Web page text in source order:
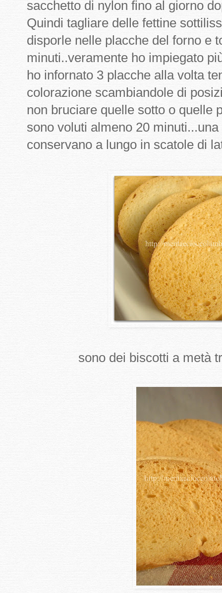
sacchetto di nylon fino al giorno
Quindi tagliare delle fettine
disporle nelle placche del forno e
minuti..veramente ho impiegato
ho infornato 3 placche alla volta
colorazione scambiandole di
non bruciare quelle sotto o quelle
sono voluti almeno 20
conservano a lungo in scatole di
sono dei biscotti a metà